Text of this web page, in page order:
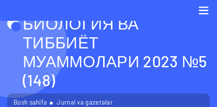
БИОЛОГИЯ ВА
ТИББИЁТ
МУАММОЛАРИ 2023 №5
(148)
Bosh sahifa
Jurnal va gazetalar